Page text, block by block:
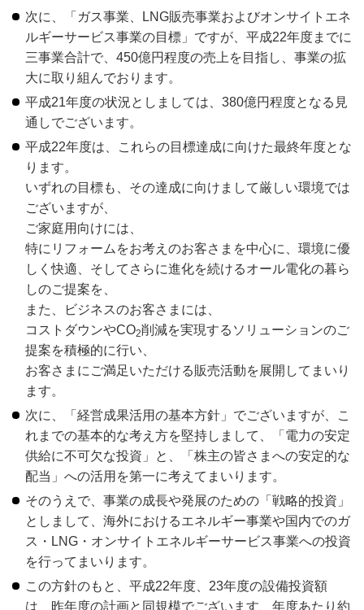
次に、「ガス事業、LNG販売事業およびオンサイトエネ
ルギーサービス事業の目標」ですが、平成22年度までに
三事業合計で、450億円程度の売上を目指し、事業の拡
大に取り組んでおります。
平成21年度の状況としましては、380億円程度となる見
通しでございます。
平成22年度は、これらの目標達成に向けた最終年度とな
ります。
いずれの目標も、その達成に向けまして厳しい環境では
ございますが、
ご家庭用向けには、
特にリフォームをお考えのお客さまを中心に、環境に優
しく快適、そしてさらに進化を続けるオール電化の暮ら
しのご提案を、
また、ビジネスのお客さまには、
コストダウンやCO2削減を実現するソリューションのご
提案を積極的に行い、
お客さまにご満足いただける販売活動を展開してまいり
ます。
次に、「経営成果活用の基本方針」でございますが、こ
れまでの基本的な考え方を堅持しまして、「電力の安定
供給に不可欠な投資」と、「株主の皆さまへの安定的な
配当」への活用を第一に考えてまいります。
そのうえで、事業の成長や発展のための「戦略的投資」
としまして、海外におけるエネルギー事業や国内でのガ
ス・LNG・オンサイトエネルギーサービス事業への投資
を行ってまいります。
この方針のもと、平成22年度、23年度の設備投資額
は、昨年度の計画と同規模でございます、年度あたり約